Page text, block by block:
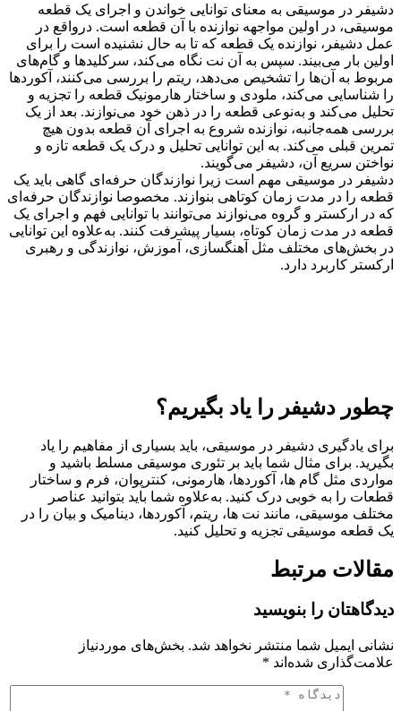
دشیفر در موسیقی به معنای توانایی خواندن و اجرای یک قطعه
موسیقی، در اولین مواجهه نوازنده با آن قطعه است. درواقع در
عمل دشیفر، نوازنده یک قطعه که تا به حال نشنیده است را برای
اولین بار می‌بیند. سپس به آن نت نگاه می‌کند، سرکلیدها و گام‌های
مربوط به آن‌ها را تشخیص می‌دهد، ریتم را بررسی می‌کنند، آکوردها
را شناسایی می‌کند، ملودی و ساختار هارمونیک قطعه را تجزیه و
تحلیل می‌کند و به‌نوعی قطعه را در ذهن خود می‌نوازند. بعد از یک
بررسی همه‌جانبه، نوازنده شروع به اجرای آن قطعه بدون هیچ
تمرین قبلی می‌کند. به این توانایی تحلیل و درک یک قطعه تازه و
نواختن سریع آن، دشیفر می‌گویند.
دشیفر در موسیقی مهم است زیرا نوازندگان حرفه‌ای گاهی باید یک
قطعه را در مدت زمان کوتاهی بنوازند. مخصوصا نوازندگان حرفه‌ای
که در ارکستر و گروه می‌نوازند می‌توانند با توانایی فهم و اجرای یک
قطعه در مدت زمان کوتاه، بسیار پیشرفت کنند. به‌علاوه این توانایی
در بخش‌های مختلف مثل آهنگسازی، آموزش، نوازندگی و رهبری
ارکستر کاربرد دارد.
چطور دشیفر را یاد بگیریم؟
برای یادگیری دشیفر در موسیقی، باید بسیاری از مفاهیم را یاد
بگیرید. برای مثال شما باید بر تئوری موسیقی مسلط باشید و
مواردی مثل گام ها، آکوردها، هارمونی، کنترپوان، فرم و ساختار
قطعات را به خوبی درک کنید. به‌علاوه شما باید بتوانید عناصر
مختلف موسیقی، مانند نت ها، ریتم، آکوردها، دینامیک و بیان را در
یک قطعه موسیقی تجزیه و تحلیل کنید.
مقالات مرتبط
دیدگاهتان را بنویسید
نشانی ایمیل شما منتشر نخواهد شد. بخش‌های موردنیاز
علامت‌گذاری شده‌اند *